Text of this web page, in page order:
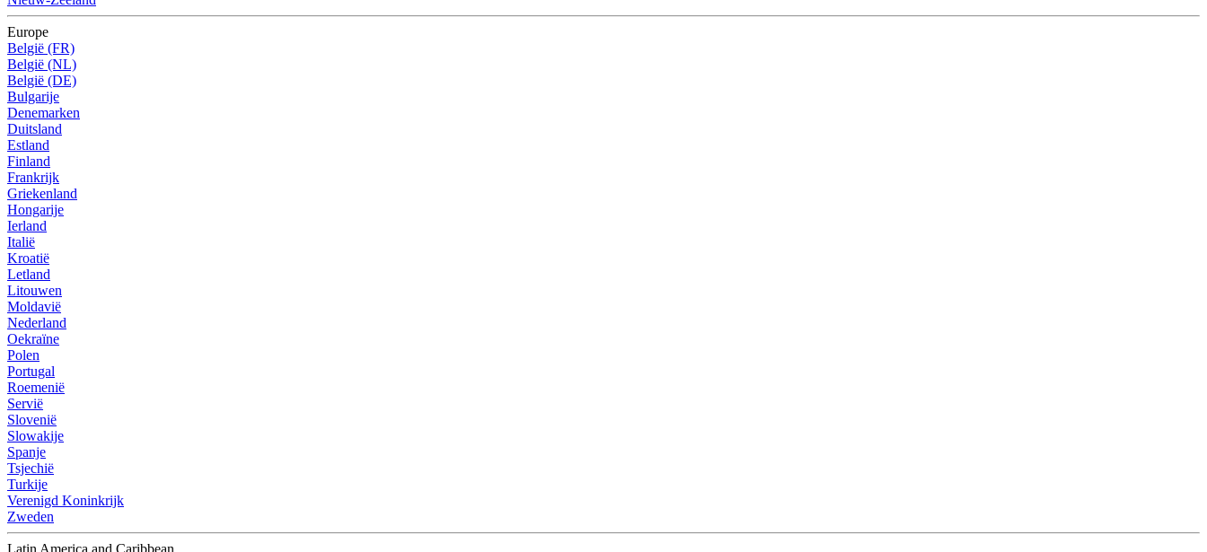
Europe
België (FR)
België (NL)
België (DE)
Bulgarije
Denemarken
Duitsland
Estland
Finland
Frankrijk
Griekenland
Hongarije
Ierland
Italië
Kroatië
Letland
Litouwen
Moldavië
Nederland
Oekraïne
Polen
Portugal
Roemenië
Servië
Slovenië
Slowakije
Spanje
Tsjechië
Turkije
Verenigd Koninkrijk
Zweden
Latin America and Caribbean